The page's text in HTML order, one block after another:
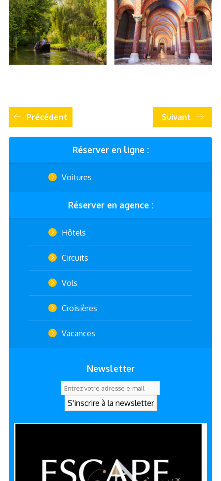
Réserver en ligne :
Voitures
Réserver en agence :
Hôtels
Circuits
Vols
Croisières
Vacances
Newsletter
Précédent Suivant